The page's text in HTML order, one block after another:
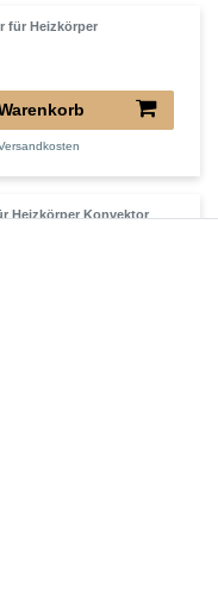
für Heizkörper
Heizkörper Konvektor